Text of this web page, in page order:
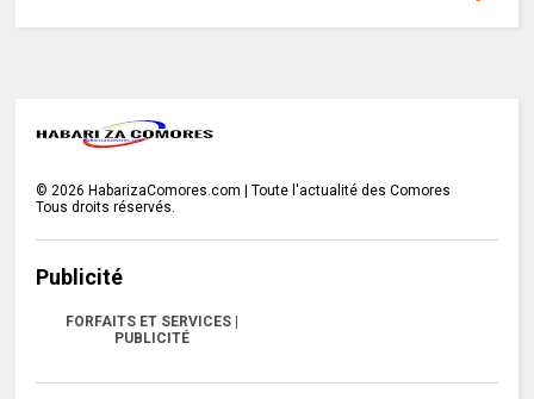
©2026 HabarizaComores.com | Toute l'actualité des Comores
Tous droits réservés.
Publicité
FORFAITS ET SERVICES |
PUBLICITÉ